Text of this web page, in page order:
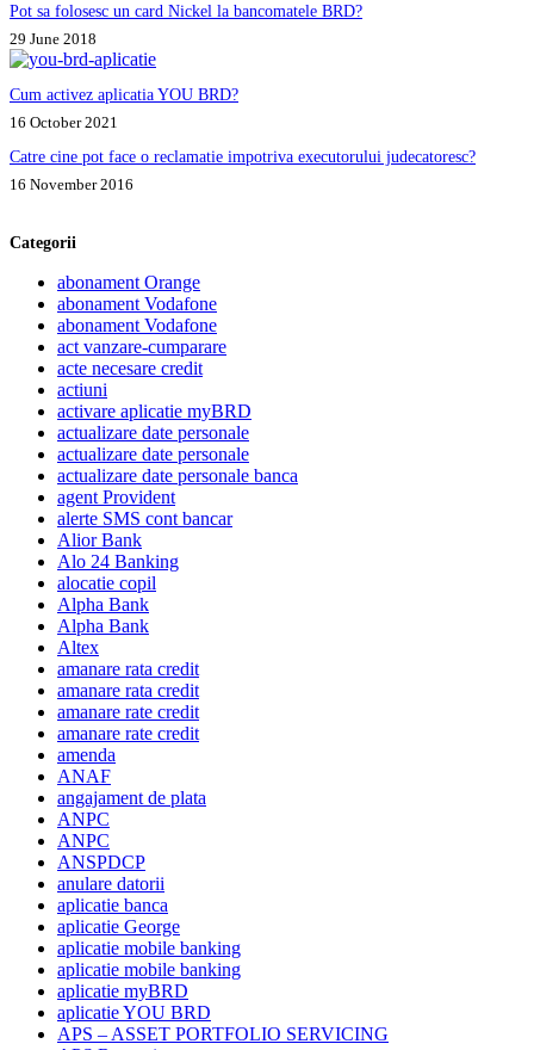
Pot sa folosesc un card Nickel la bancomatele BRD?
29 June 2018
Cum activez aplicatia YOU BRD?
16 October 2021
Catre cine pot face o reclamatie impotriva executorului judecatoresc?
16 November 2016
Categorii
abonament Orange
abonament Vodafone
abonament Vodafone
act vanzare-cumparare
acte necesare credit
actiuni
activare aplicatie myBRD
actualizare date personale
actualizare date personale
actualizare date personale banca
agent Provident
alerte SMS cont bancar
Alior Bank
Alo 24 Banking
alocatie copil
Alpha Bank
Alpha Bank
Altex
amanare rata credit
amanare rata credit
amanare rate credit
amanare rate credit
amenda
ANAF
angajament de plata
ANPC
ANPC
ANSPDCP
anulare datorii
aplicatie banca
aplicatie George
aplicatie mobile banking
aplicatie mobile banking
aplicatie myBRD
aplicatie YOU BRD
APS – ASSET PORTFOLIO SERVICING